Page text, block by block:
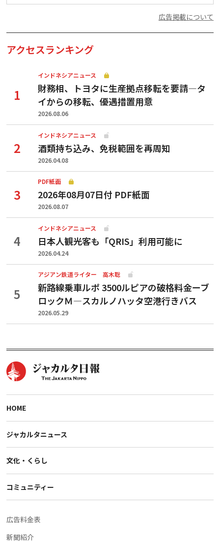
広告掲載について
アクセスランキング
インドネシアニュース
財務相、トヨタに生産拠点移転を要請—タ
イからの移転、優遇措置用意
2026.08.06
インドネシアニュース
酒類持ち込み、免税範囲を再周知
2026.04.08
PDF紙面
2026年08月07日付 PDF紙面
2026.08.07
インドネシアニュース
日本人観光客も「QRIS」利用可能に
2026.04.24
アジアン鉄道ライター 高木聡
新路線乗車ルポ 3500ルピアの破格料金ーブ
ロックＭ―スカルノハッタ空港行きバス
2026.05.29
HOME
ジャカルタニュース
文化・くらし
コミュニティー
広告料金表
新聞紹介